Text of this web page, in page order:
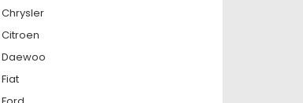
Chrysler
Citroen
Daewoo
Fiat